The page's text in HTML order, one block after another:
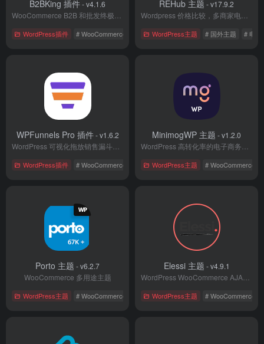
B2BKing 插件- v4.1.6
WordPress插件 # WooCommerce # 国外主题 # 电子商务
REHub 主题 - v17.9.2
WordPress主题 # 国外主题 # 电子
WPFunnels Pro 插件- v1.6.2
WordPress插件 # WooCommerce # 国外插件 # 电子商务
MinimogWP 主题 - v1.2.0
WordPress主题 # WooCommerce
Porto 主题 - v6.2.7
WooCommerce 多用途主题
WordPress主题 # WooCommerce # 国外主题 # 多用途主题
Elessi 主题 - v4.9.1
WordPress主题 # WooCommerce